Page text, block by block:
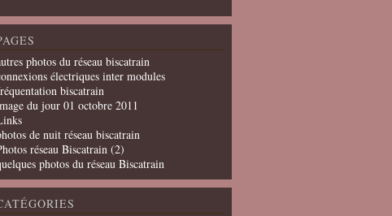
photos du réseau biscatrain
électriques inter modules
biscatrain
du jour 01 octobre 2011
de nuit réseau biscatrain
réseau Biscatrain (2)
photos du réseau Biscatrain